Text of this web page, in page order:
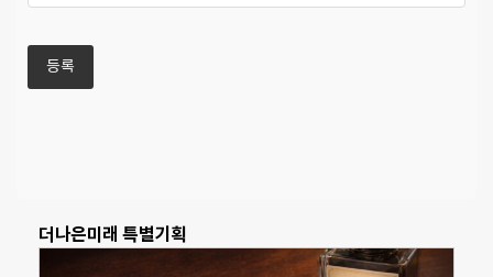
더나은미래 특별기획